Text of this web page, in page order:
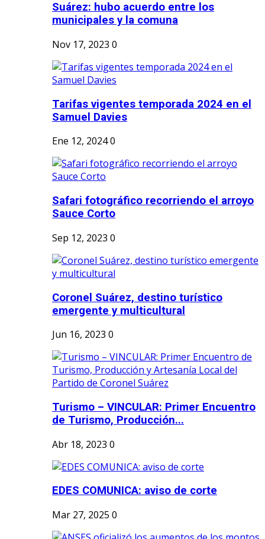
Suárez: hubo acuerdo entre los
municipales y la comuna
Nov 17, 2023 0
Tarifas vigentes temporada 2024 en el
Samuel Davies
Ene 12, 20240
Safari fotográfico recorriendo el arroyo
Sauce Corto
Sep 12, 2023 0
Coronel Suárez, destino turístico
emergente y multicultural
Jun 16, 2023 0
Turismo – VINCULAR: Primer Encuentro
de Turismo, Producción...
Abr 18, 2023 0
EDES COMUNICA: aviso de corte
Mar 27, 2025 0